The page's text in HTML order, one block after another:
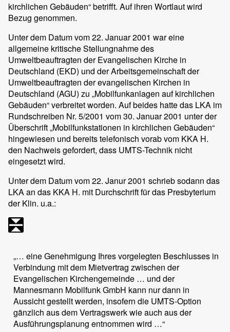
kirchlichen Gebäuden“ betrifft. Auf ihren Wortlaut wird
Bezug genommen.
Unter dem Datum vom 22. Januar 2001 war eine
allgemeine kritische Stellungnahme des
Umweltbeauftragten der Evangelischen Kirche in
Deutschland (EKD) und der Arbeitsgemeinschaft der
Umweltbeauftragten der evangelischen Kirchen in
Deutschland (AGU) zu „Mobilfunkanlagen auf kirchlichen
Gebäuden“ verbreitet worden. Auf beides hatte das LKA im
Rundschreiben Nr. 5/2001 vom 30. Januar 2001 unter der
Überschrift „Mobilfunkstationen in kirchlichen Gebäuden“
hingewiesen und bereits telefonisch vorab vom KKA H.
den Nachweis gefordert, dass UMTS-Technik nicht
eingesetzt wird.
Unter dem Datum vom 22. Janur 2001 schrieb sodann das
LKA an das KKA H. mit Durchschrift für das Presbyterium
der Klin. u.a.:
„… eine Genehmigung Ihres vorgelegten Beschlusses in
Verbindung mit dem Mietvertrag zwischen der
Evangelischen Kirchengemeinde … und der
Mannesmann Mobilfunk GmbH kann nur dann in
Aussicht gestellt werden, insofern die UMTS-Option
gänzlich aus dem Vertragswerk wie auch aus der
Ausführungsplanung entnommen wird …“